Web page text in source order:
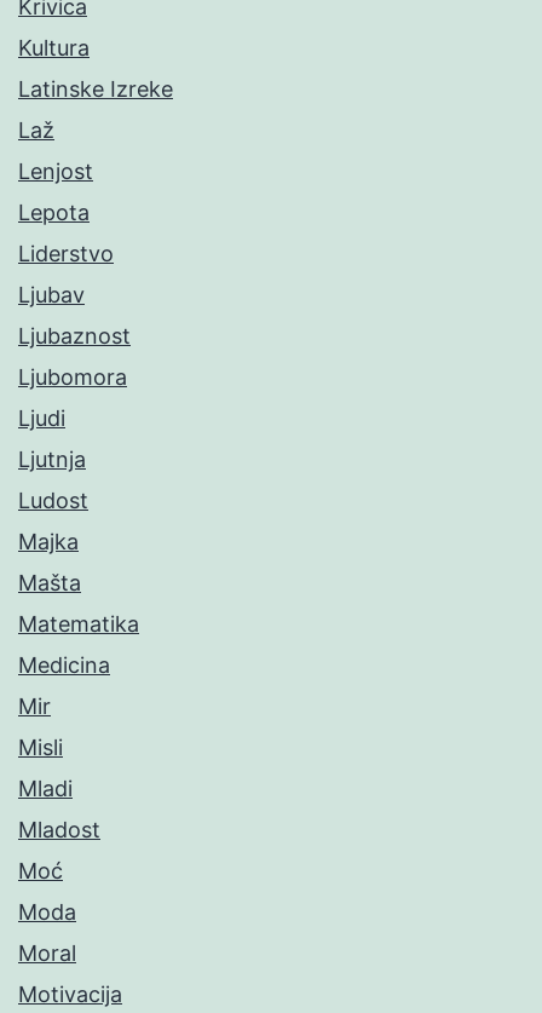
Krivica
Kultura
Latinske Izreke
Laž
Lenjost
Lepota
Liderstvo
Ljubav
Ljubaznost
Ljubomora
Ljudi
Ljutnja
Ludost
Majka
Mašta
Matematika
Medicina
Mir
Misli
Mladi
Mladost
Moć
Moda
Moral
Motivacija